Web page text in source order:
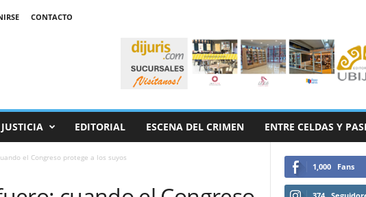
CONTACTO
JUSTICIA EDITORIAL ESCENA DEL CRIMEN ENTRE CELDAS Y
el Congreso protege a los suyos
1,000 Fans